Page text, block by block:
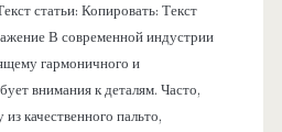
статьи: Копировать: Текст
В современной индустрии
гармоничного и
внимания к деталям. Часто,
качественного пальто,